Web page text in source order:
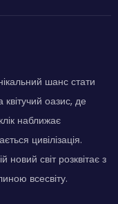
шанс стати
оазис, де
наближає
цивілізація.
світ розквітає з
всесвіту.